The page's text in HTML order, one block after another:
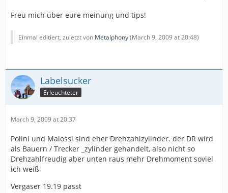
Freu mich über eure meinung und tips!
Einmal editiert, zuletzt von Metalphony(March 9, 2009 at 20:48)
Labelsucker
Erleuchteter
March 9, 2009 at 20:37
Polini und Malossi sind eher Drehzahlzylinder. der DR wird
als Bauern / Trecker _zylinder gehandelt, also nicht so
Drehzahlfreudig aber unten raus mehr Drehmoment soviel
ich weiß
Vergaser 19.19 passt